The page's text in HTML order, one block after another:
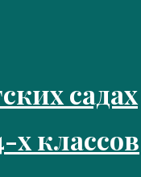
садах
классов